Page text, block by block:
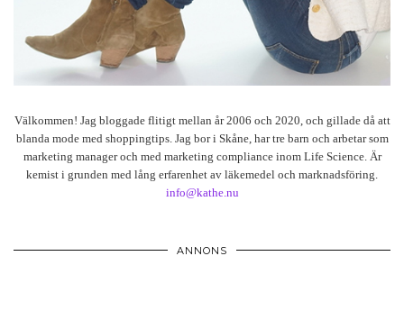
Välkommen! Jag bloggade flitigt mellan år 2006 och 2020, och gillade då att
blanda mode med shoppingtips. Jag bor i Skåne, har tre barn och arbetar som
marketing manager och med marketing compliance inom Life Science. Är
kemist i grunden med lång erfarenhet av läkemedel och marknadsföring.
info@kathe.nu
ANNONS